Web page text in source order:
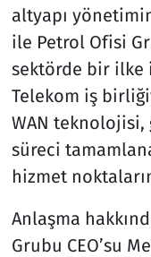
altyapı
ile Petrol Ofisi
sektörde bir ilke
Telekom iş
WAN
süreci
hizmet
Anlaşma
Grubu CEO’su